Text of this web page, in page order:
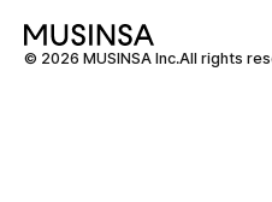
© 2026 MUSINSA Inc.All rights